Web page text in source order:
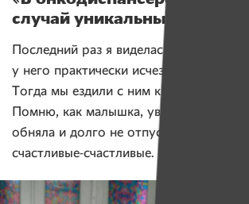
случай уникальный»
Последний раз я виделась с Женей,
у него практически исчезла. Было это
Тогда мы ездили с ним к его дочке в
Помню, как малышка, увидев папу,
обняла и долго не отпускала. И
счастливые-счастливые.